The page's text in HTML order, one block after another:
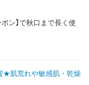
ン】で秋口まで長く使